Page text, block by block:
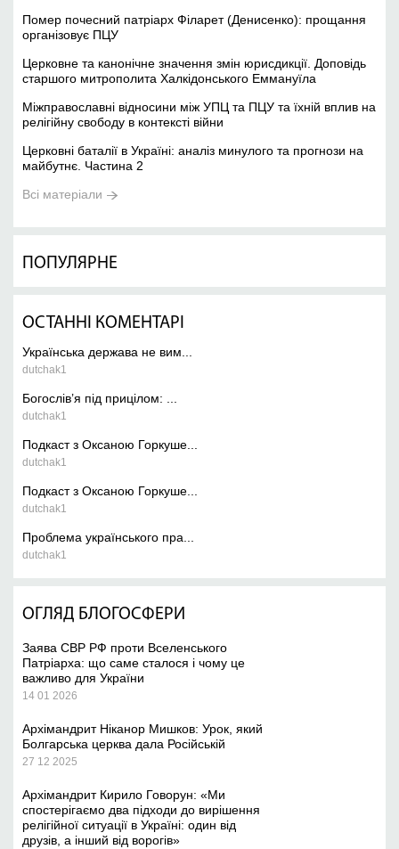
Помер почесний патріарх Філарет (Денисенко): прощання
організовує ПЦУ
Церковне та канонічне значення змін юрисдикції. Доповідь
старшого митрополита Халкідонського Еммануїла
Міжправославні відносини між УПЦ та ПЦУ та їхній вплив на
релігійну свободу в контексті війни
Церковні баталії в Україні: аналіз минулого та прогнози на
майбутнє. Частина 2
Всі матеріали
ПОПУЛЯРНЕ
ОСТАННІ КОМЕНТАРІ
Українська держава не вим...
dutchak1
Богослів’я під прицілом: ...
dutchak1
Подкаст з Оксаною Горкуше...
dutchak1
Подкаст з Оксаною Горкуше...
dutchak1
Проблема українського пра...
dutchak1
ОГЛЯД БЛОГОСФЕРИ
Заява СВР РФ проти Вселенського
Патріарха: що саме сталося і чому це
важливо для України
14 01 2026
Архімандрит Ніканор Мишков: Урок, який
Болгарська церква дала Російській
27 12 2025
Архімандрит Кирило Говорун: «Ми
спостерігаємо два підходи до вирішення
релігійної ситуації в Україні: один від
друзів, а інший від ворогів»